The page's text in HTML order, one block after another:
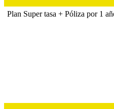
Plan Super tasa + Póliza por 1